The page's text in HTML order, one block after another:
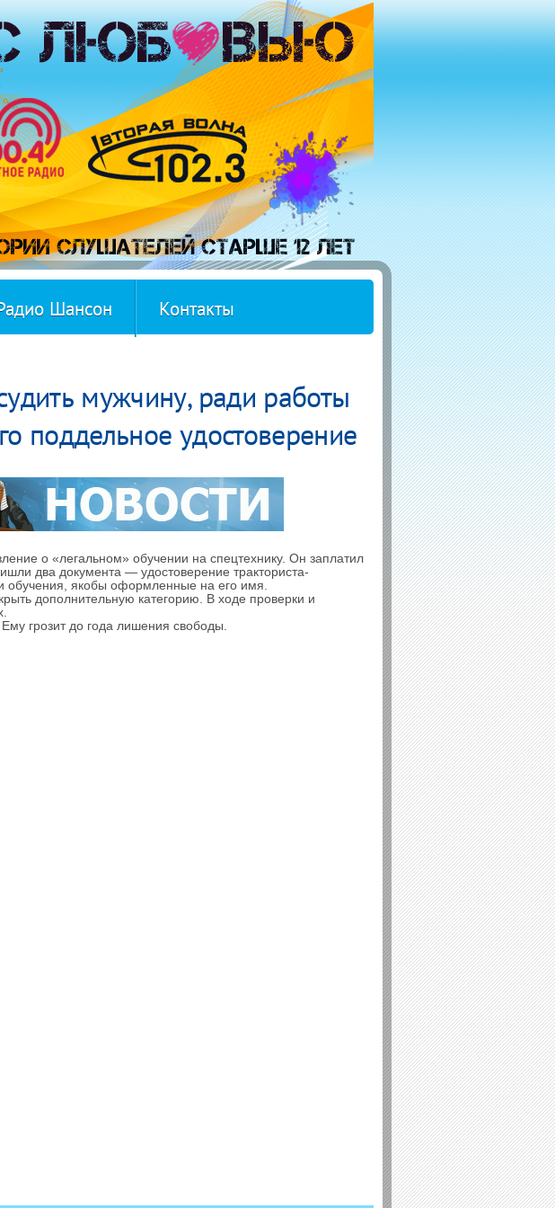
Шансон Контакты
мужчину, ради работы
поддельное удостоверение
о «легальном» обучении на спецтехнику. Он заплатил
два документа — удостоверение тракториста-
обучения, якобы оформленные на его имя.
дополнительную категорию. В ходе проверки и
грозит до года лишения свободы.